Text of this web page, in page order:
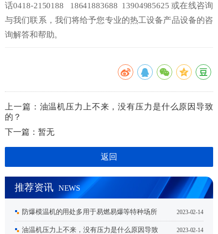
话0418-2150188 18641883688 13904985625 或在线咨询
与我们联系，我们将给予您专业的热工设备产品设备的咨
询解答和帮助。
上一篇： 油温机压力上不来，没有压力是什么原因导致
的？
下一篇： 暂无
返回
推荐资讯 NEWS
防爆模温机的用处多用于易燃易爆等特种场所 2023-02-14
油温机压力上不来，没有压力是什么原因导致
2023-02-14